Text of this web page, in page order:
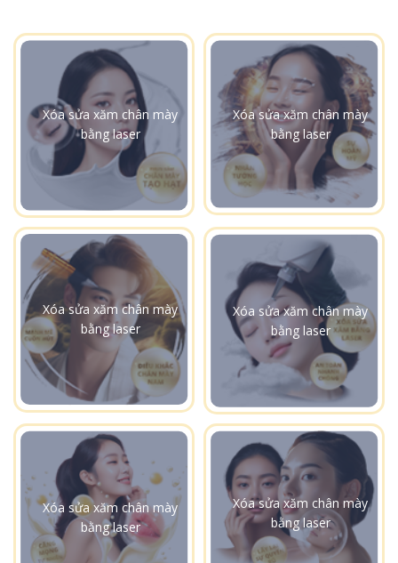
Xóa sửa xăm chân mày
bằng laser
Xóa sửa xăm chân mày
bằng laser
Xóa sửa xăm chân mày
bằng laser
Xóa sửa xăm chân mày
bằng laser
Xóa sửa xăm chân mày
bằng laser
Xóa sửa xăm chân mày
bằng laser